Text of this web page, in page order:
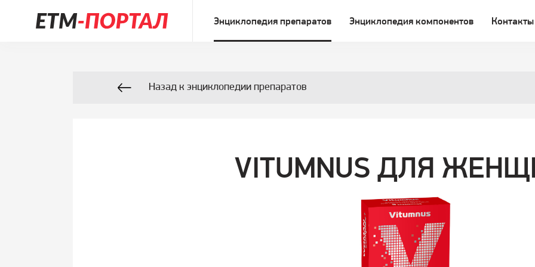
Энциклопедия препаратов Энциклопедия компонентов Контакты
Назад к энциклопедии препаратов
VITUMNUS ДЛЯ